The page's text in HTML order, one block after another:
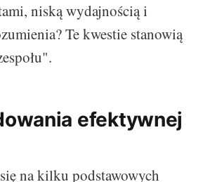
niską wydajnością i
Te kwestie stanowią
efektywnej
na kilku podstawowych